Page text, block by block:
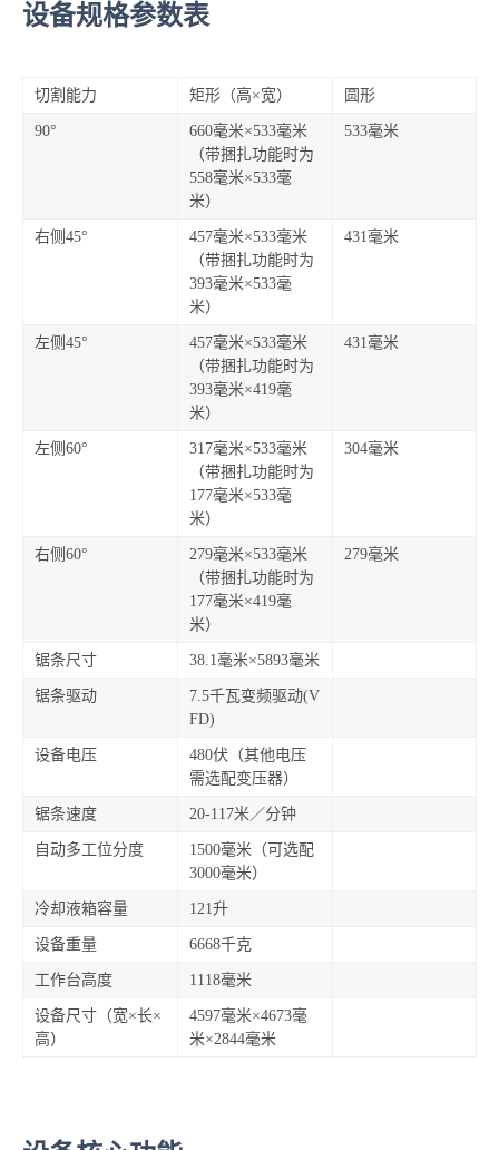
设备规格参数表
切割能力 矩形（高×宽） 圆形
90°
660毫米×533毫米
（带捆扎功能时为
558毫米×533毫
米）
533毫米
右侧45°
457毫米×533毫米
（带捆扎功能时为
393毫米×533毫
米）
431毫米
左侧45°
457毫米×533毫米
（带捆扎功能时为
393毫米×419毫
米）
431毫米
左侧60°
317毫米×533毫米
（带捆扎功能时为
177毫米×533毫
米）
304毫米
右侧60°
279毫米×533毫米
（带捆扎功能时为
177毫米×419毫
米）
279毫米
锯条尺寸 38.1毫米×5893毫米
锯条驱动
7.5千瓦变频驱动(V
FD)
设备电压
480伏（其他电压
需选配变压器）
锯条速度 20-117米／分钟
自动多工位分度
1500毫米（可选配
3000毫米）
冷却液箱容量 121升
设备重量 6668千克
工作台高度 1118毫米
设备尺寸（宽×长×
高）
4597毫米×4673毫
米×2844毫米